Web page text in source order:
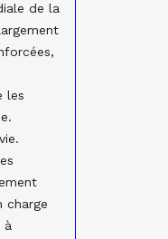
de la
les
charge
à